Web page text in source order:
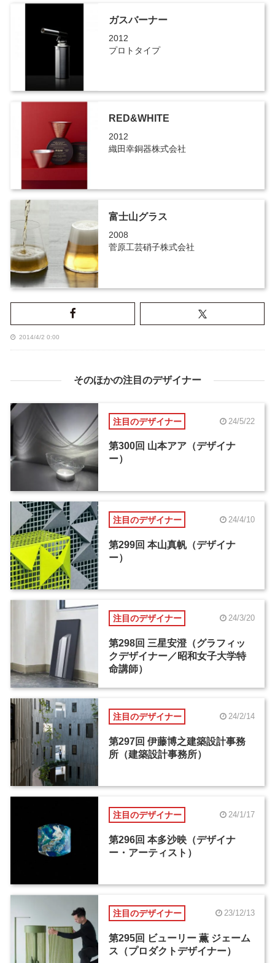
ガスバーナー
2012
プロトタイプ
RED&WHITE
2012
織田幸銅器株式会社
富士山グラス
2008
菅原工芸硝子株式会社
2014/4/2 0:00
そのほかの注目のデザイナー
注目のデザイナー 24/5/22
第300回 山本アア（デザイナ
ー）
注目のデザイナー 24/4/10
第299回 本山真帆（デザイナ
ー）
注目のデザイナー 24/3/20
第298回 三星安澄（グラフィッ
クデザイナー／昭和女子大学特
命講師）
注目のデザイナー 24/2/14
第297回 伊藤博之建築設計事務
所（建築設計事務所）
注目のデザイナー 24/1/17
第296回 本多沙映（デザイナ
ー・アーティスト）
注目のデザイナー 23/12/13
第295回 ビューリー 薫 ジェーム
ス（プロダクトデザイナー）